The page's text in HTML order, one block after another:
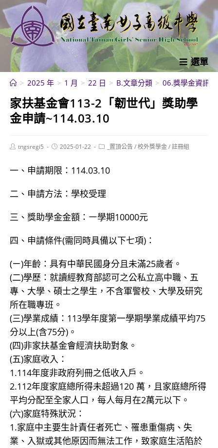
跳
轉
至
內
選單
> 2025 年 > 1 月 > 22 日 > B.文章分類 > 06.獎學金資訊
家扶基金會113-2「韌世代」獎助學
金申請~114.03.10
Posttngsregi5
Post2025-01-22
Post _置頂公告/校外獎學金/註冊組
一、申請期限：114.03.10
二、申請方法：學校受理
三、獎助學金金額：㇐學期10000元
四、申請條件(需同時具備以下七項)：
(ㄧ)年齡：具有中華民國身分且未滿25歲者。
(二)學歷：就讀經教育部認可之公私立高中職、五
專、大學、碩士之學生，不含軍警校、大學及研究
所在職專班。
(三)學業成績：113學年度第一學期學業成績平均75
分以上(含75分)。
(四)非家扶基金會經濟扶助對象。
(五)家庭收入：
1.114年度非政府列冊之低收入戶。
2.112年度家庭總所得未超過120 萬，且家庭總所得
平均分配至全家人口，每人每月在2萬元以下。
(六)家庭特殊狀況：
1.家庭中主要生計責任者死亡、罹患重傷病、失
業、入獄或其他原因而無法工作，致家庭生活陷於